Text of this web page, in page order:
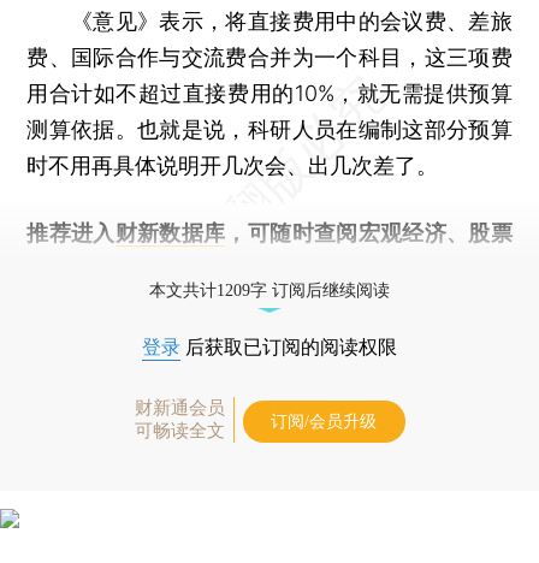
《意见》表示，将直接费用中的会议费、差旅
费、国际合作与交流费合并为一个科目，这三项费
用合计如不超过直接费用的10%，就无需提供预算
测算依据。也就是说，科研人员在编制这部分预算
时不用再具体说明开几次会、出几次差了。
推荐进入 财新数据库 ，可随时查阅宏观经济、股票
本文共计1209字 订阅后继续阅读
登录 后获取已订阅的阅读权限
财新通会员
可畅读全文
订阅/会员升级